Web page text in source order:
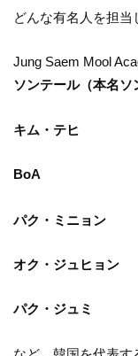
どんな有名人を担
Jung Saem Mool
ソンテール（本名
キム・テヒ
BoA
パク・ミニョン
オク・ジュヒョン
パク・ジュミ